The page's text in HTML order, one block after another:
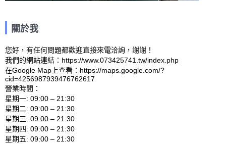
關於我
您好，有任何問題都歡迎直接來電洽詢，謝謝！
我們的網站連結：https://www.073425741.tw/index.php
在Google Map上查看：https://maps.google.com/?
cid=4256987939476762617
營業時間：
星期一: 09:00 – 21:30
星期二: 09:00 – 21:30
星期三: 09:00 – 21:30
星期四: 09:00 – 21:30
星期五: 09:00 – 21:30